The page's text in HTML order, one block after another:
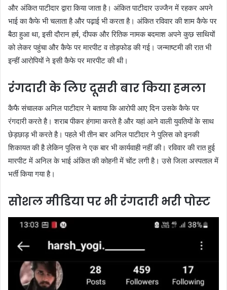
और अंकित पाटीदार द्वारा किया जाता है। अंकित पाटीदार उज्जैन में रहकर अपने
भाई का कैफे भी चलाता है और पढ़ाई भी करता है। अंकित रविवार की शाम कैफे पर
बैठा हुआ था, इसी दौरान हर्ष, दीपक और रितिक नामक बदमाश अपने कुछ साथियों
को लेकर पहुंचा और कैफे पर मारपीट व तोड़फोड की गई। जन्माष्टमी की रात भी
इन्हीं आरोपियों ने इसी कैफे पर मारपीट की थी।
रंगदारी के लिए दूसरी बार किया हमला
कैफै संचालक अनिल पाटीदार ने बताया कि आरोपी आए दिन उसके कैफे पर
रंगदारी करते है। शराब पीकर हंगामा करते है और यहां आने वाली युवतियों के साथ
छेड़छाड़ भी करते है। पहले भी तीन बार अनिल पाटीदार ने पुलिस को इनकी
शिकायत की है लेकिन पुलिस ने एक बार भी कार्यवाही नहीं की। रविवार की रात हुई
मारपीट में अनिल के भाई अंकित की कोहनी में चोंट लगी है। उसे जिला अस्पताल में
भर्ती किया गया है।
सोशल मीडिया पर भी रंगदारी भरी पोस्‍ट